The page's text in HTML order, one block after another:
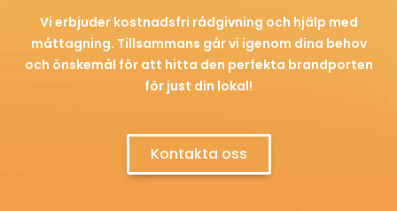
Vi erbjuder kostnadsfri rådgivning och hjälp med
måttagning. Tillsammans går vi igenom dina behov
och önskemål för att hitta den perfekta brandporten
för just din lokal!
Kontakta oss